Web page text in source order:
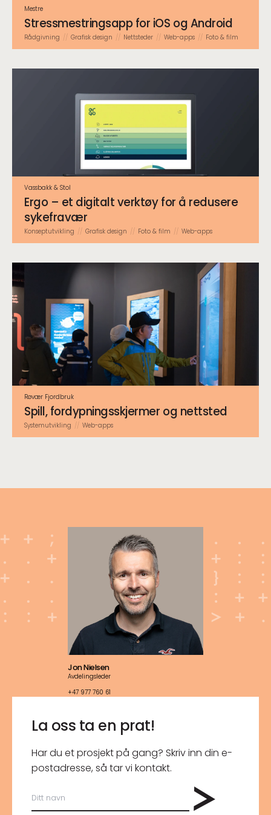
Mestre
Stressmestringsapp for iOS og Android
Rådgivning Grafisk design Nettsteder Web-apps Foto & film
Vassbakk & Stol
Ergo – et digitalt verktøy for å redusere
sykefravær
Konsept­utvikling Grafisk design Foto & film Web-apps
Røvær Fjordbruk
Spill, fordypningsskjermer og nettsted
System­utvikling Web-apps
Jon Nielsen
Avdelingsleder
+47 977 760 61
La oss ta en prat!
Har du et prosjekt på gang? Skriv inn din e-
post­adresse, så tar vi kontakt.
Ditt
navn